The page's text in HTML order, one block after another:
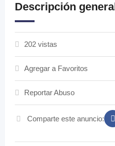
Descripción general
202 vistas
Agregar a Favoritos
Reportar Abuso
Comparte este anuncio: